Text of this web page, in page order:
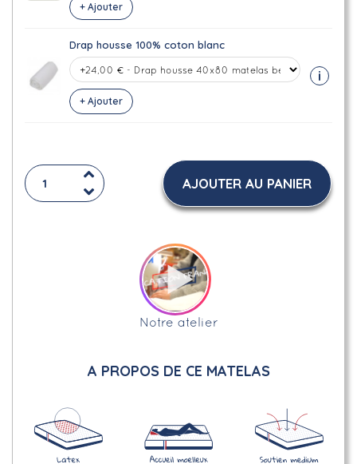
+ Ajouter
Drap housse 100% coton blanc
+ Ajouter
i
AJOUTER AU PANIER
Notre atelier
A PROPOS DE CE MATELAS